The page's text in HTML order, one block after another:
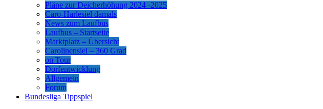
Pläne zur Deicherhöhung 2024 -2025
Caro-Harlesiel damals
News zum Laufbus
Laufbus – Startseite
Marktplatz – Übersicht
Carolinensiel – 360 Grad
on Tour
Dorfentwicklung
Allgemein
Forum
Bundesliga Tippspiel